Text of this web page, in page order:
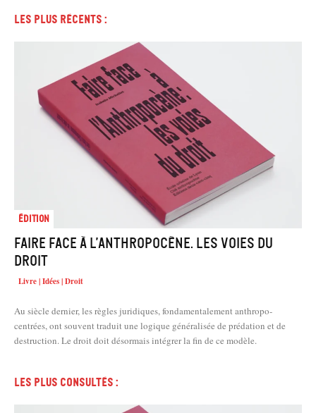
Les plus récents :
Édition
Faire face à l’Anthropocène. Les voies du
droit
Livre | Idées | Droit
Au siècle dernier, les règles juridiques, fondamentalement anthropo­
centrées, ont souvent traduit une logique généralisée de prédation et de
destruction. Le droit doit désormais intégrer la fin de ce modèle.
Les plus consultés :